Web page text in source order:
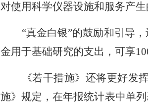
对使用科学仪器设施和服务产
“真金白银”的鼓励和引导
金用于基础研究的支出，可享
《若干措施》还将更好发
施》规定，在年报统计表中单